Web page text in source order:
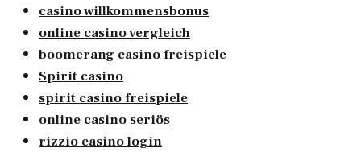
casino willkommensbonus
online casino vergleich
boomerang casino freispiele
Spirit casino
spirit casino freispiele
online casino seriös
rizzio casino login